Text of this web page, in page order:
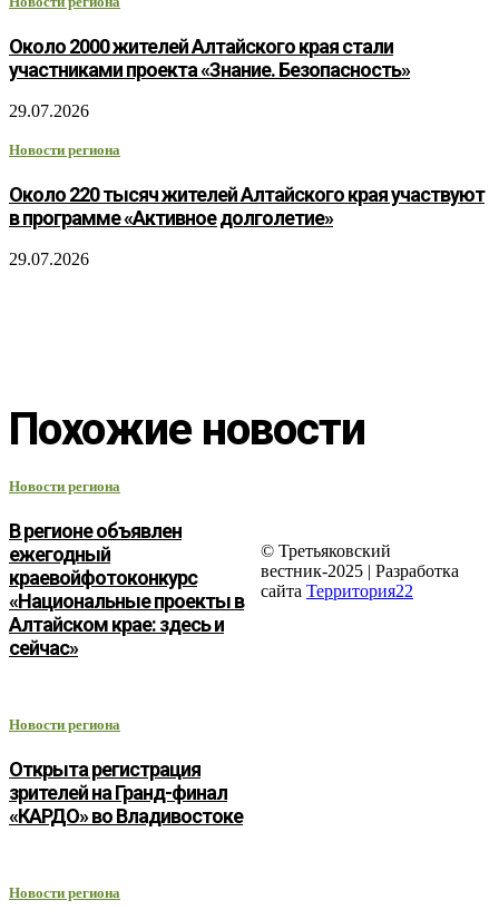
Около 2000 жителей Алтайского края стали
участниками проекта «Знание. Безопасность»
29.07.2026
Новости региона
Около 220 тысяч жителей Алтайского края участвуют
в программе «Активное долголетие»
29.07.2026
Похожие новости
Новости региона
В регионе объявлен
ежегодный
краевойфотоконкурс
«Национальные проекты в
Алтайском крае: здесь и
сейчас»
Новости региона
Открыта регистрация
зрителей на Гранд-финал
«КАРДО» во Владивостоке
Новости региона
© Третьяковский
вестник-2025 | Разработка
сайта Территория22